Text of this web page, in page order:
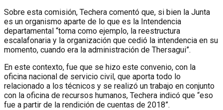
Sobre esta comisión, Techera comentó que, si bien la Junta
es un organismo aparte de lo que es la Intendencia
departamental “toma como ejemplo, la reestructura
escalafonaria y la organización que cedió la intendencia en su
momento, cuando era la administración de Thersagui”.
En este contexto, fue que se hizo este convenio, con la
oficina nacional de servicio civil, que aporta todo lo
relacionado a los técnicos y se realizó un trabajo en conjunto
con la oficina de recursos humanos, Techera indicó que “eso
fue a partir de la rendición de cuentas de 2018”.